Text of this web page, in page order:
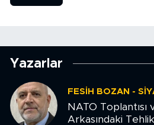
Yazarlar
FESIH BOZAN -
NATO Toplantısı
Arkasındaki